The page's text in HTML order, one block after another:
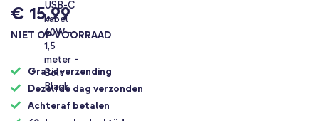
€ 15,99
NIET OP VOORRAAD
Gratis verzending
Dezelfde dag verzonden
Achteraf betalen